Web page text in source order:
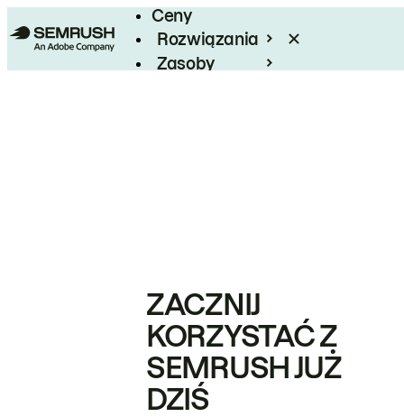
Ceny
Rozwiązania
Zasoby
ZACZNIJ
KORZYSTAĆ Z
SEMRUSH JUŻ
DZIŚ